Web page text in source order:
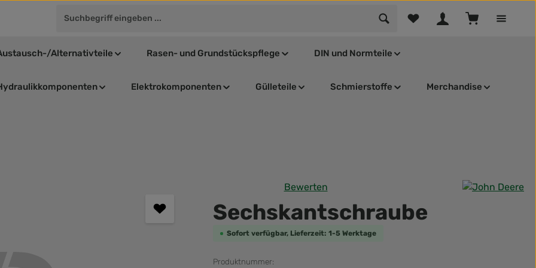
Du hast 0 Produkte auf dem
Alternativteile Rasen- und Grundstückspflege DIN und Normteile
Elektrokomponenten Gülleteile Schmierstoffe Merchandise
Bewerten
Sechskantschraube
Sofort verfügbar, Lieferzeit: 1-5 Werktage
Produktnummer: